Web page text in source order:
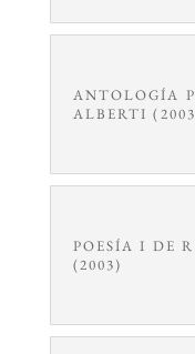
ANTOLOGÍA
ALBERTI
POESÍA I DE
(2003)